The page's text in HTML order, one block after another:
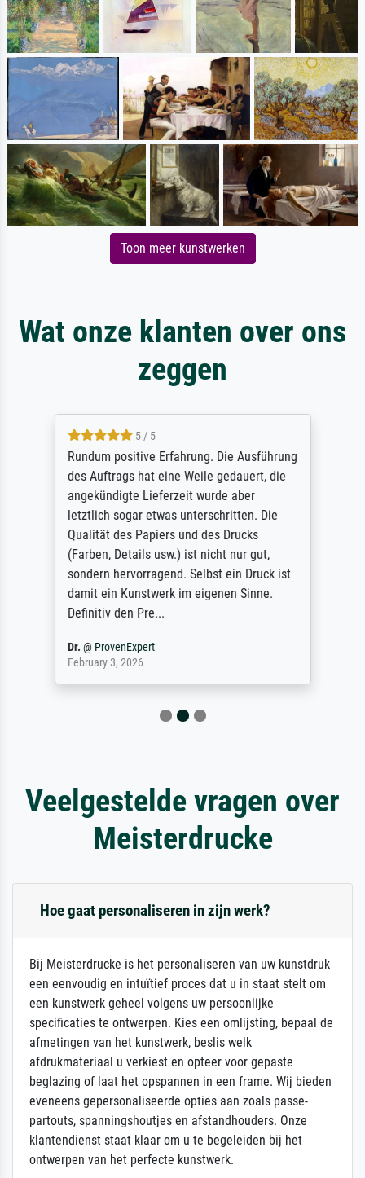
Toon meer kunstwerken
Wat onze klanten over ons
zeggen
5 / 5
Rundum positive Erfahrung. Die Ausführung
des Auftrags hat eine Weile gedauert, die
angekündigte Lieferzeit wurde aber
letztlich sogar etwas unterschritten. Die
Qualität des Papiers und des Drucks
(Farben, Details usw.) ist nicht nur gut,
sondern hervorragend. Selbst ein Druck ist
damit ein Kunstwerk im eigenen Sinne.
Definitiv den Pre...
Dr. @ ProvenExpert
February 3, 2026
Veelgestelde vragen over
Meisterdrucke
Hoe gaat personaliseren in zijn werk?
Bij Meisterdrucke is het personaliseren van uw kunstdruk
een eenvoudig en intuïtief proces dat u in staat stelt om
een kunstwerk geheel volgens uw persoonlijke
specificaties te ontwerpen. Kies een omlijsting, bepaal de
afmetingen van het kunstwerk, beslis welk
afdrukmateriaal u verkiest en opteer voor gepaste
beglazing of laat het opspannen in een frame. Wij bieden
eveneens gepersonaliseerde opties aan zoals passe-
partouts, spanningshoutjes en afstandhouders. Onze
klantendienst staat klaar om u te begeleiden bij het
ontwerpen van het perfecte kunstwerk.